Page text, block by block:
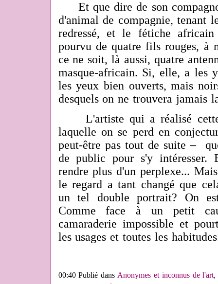
Et que dire de son
d'animal de compagnie, tenant
redressé, et le fétiche africain
pourvu de quatre fils rouges, à
ce ne soit, là aussi, quatre
masque-africain. Si, elle, a les
les yeux bien ouverts, mais
desquels on ne trouvera jamais
L'artiste qui a réalisé cette
laquelle on se perd en
peut-être pas tout de suite –
de public pour s'y
rendre plus d'un perplexe...
le regard a tant changé que
un tel double portrait? On
Comme face à un petit
camaraderie impossible et
les usages et toutes les
00:40 Publié dansAnonymes et inconnus de l'art,